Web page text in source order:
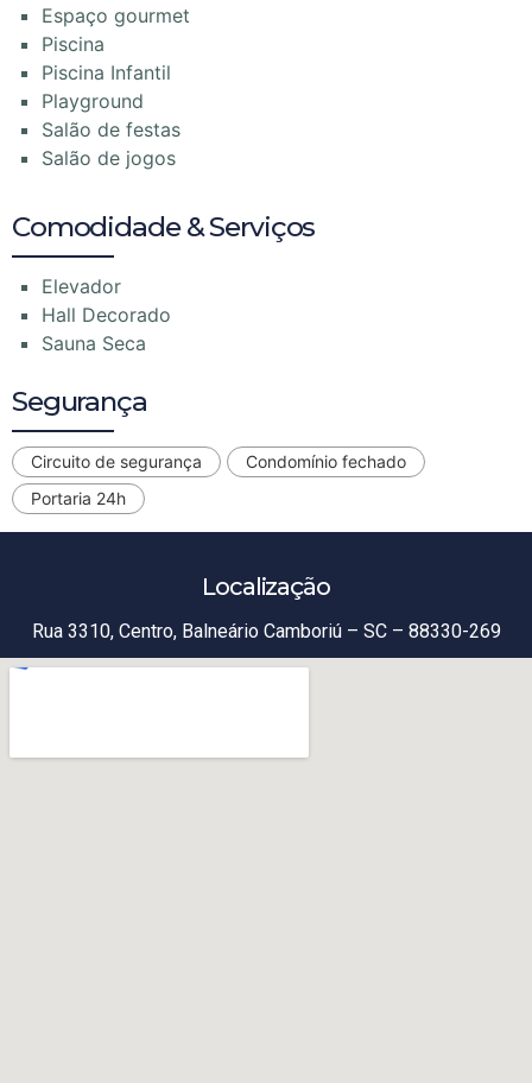
Espaço gourmet
Piscina
Piscina Infantil
Playground
Salão de festas
Salão de jogos
Comodidade & Serviços
Elevador
Hall Decorado
Sauna Seca
Segurança
Circuito de segurança
Condomínio fechado
Portaria 24h
Localização
Rua 3310, Centro, Balneário Camboriú – SC – 88330-269